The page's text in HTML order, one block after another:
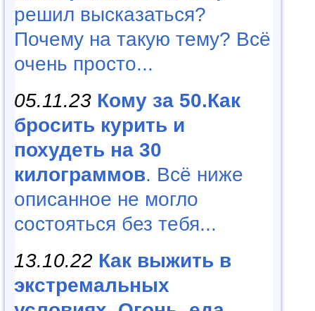
решил высказаться?
Почему на такую тему? Всё
очень просто...
05.11.23 Кому за 50.Как
бросить курить и
похудеть на 30
килограммов. Всё ниже
описанное не могло
состояться без тебя...
13.10.22 Как выжить в
экстремальных